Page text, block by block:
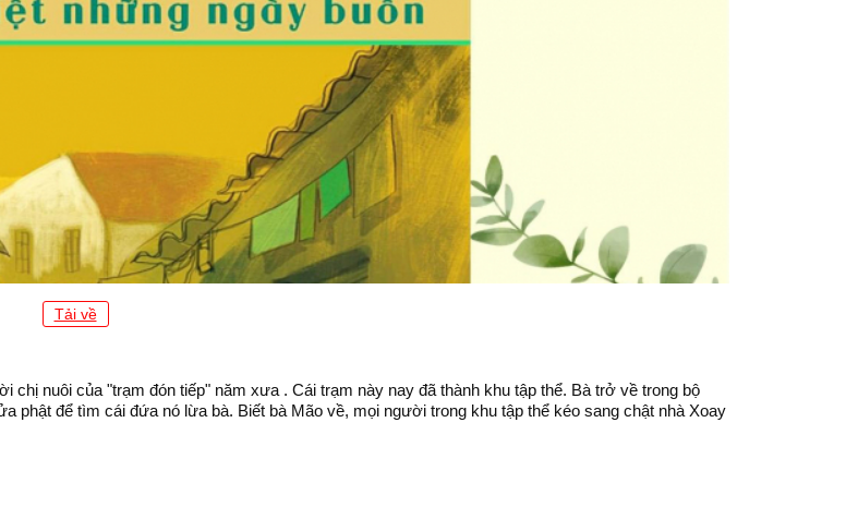
Tải về
chị nuôi của "trạm đón tiếp" năm xưa . Cái trạm này nay đã thành khu tập thể. Bà trở về trong bộ
phật để tìm cái đứa nó lừa bà. Biết bà Mão về, mọi người trong khu tập thể kéo sang chật nhà Xoay